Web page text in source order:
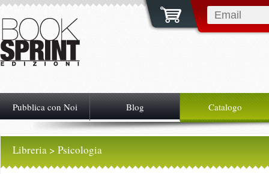
Pubblica con Noi Blog Catalogo
Libreria > Psicologia